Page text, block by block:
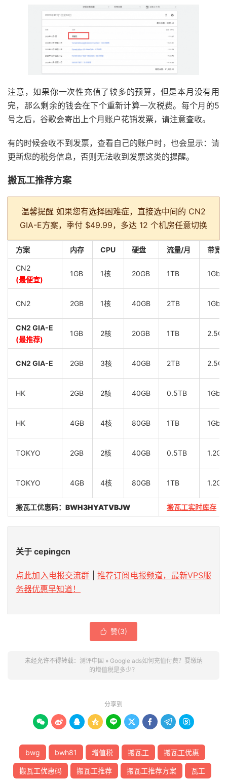
注意，如果你一次性充值了较多的预算，但是本月没有用
完，那么剩余的钱会在下个重新计算一次税费。每个月的5
号之后，谷歌会寄出上个月账户花销发票，请注意查收。
有的时候会收不到发票，查看自己的账户时，也会显示：请
更新您的税务信息，否则无法收到发票这类的提醒。
搬瓦工推荐方案
温馨提醒 如果您有选择困难症，直接选中间的 CN2
GIA-E方案，季付 $49.99，多达 12 个机房任意切换
方案 内存 CPU 硬盘 流量/月 带宽
CN2
(最便宜)
1GB 1核 20GB 1TB
CN2 2GB 1核 40GB 2TB
CN2 GIA-E
(最推荐)
1GB 2核 20GB 1TB
CN2 GIA-E 2GB 3核 40GB 2TB
HK 2GB 2核 40GB 0.5TB
HK 4GB 4核 80GB 1TB
TOKYO 2GB 2核 40GB 0.5TB
TOKYO 4GB 4核 80GB 1TB
搬瓦工优惠码： BWH3HYATVBJW 搬瓦工实时库存
关于 cepingcn
点此加入电报交流群
推荐订阅电报频道，最新VPS服
务器优惠早知道！
 赞(3)
未经允许不得转载： 测评中国 » Google ads如何充值付费？要缴纳
的增值税是多少？
分享到
        
bwg bwh81 增值税 搬瓦工 搬瓦工优惠
搬瓦工优惠码 搬瓦工推荐 搬瓦工推荐方案 瓦工